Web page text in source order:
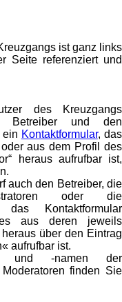
ist ganz links
Seite referenziert und
des Kreuzgangs
Betreiber und den
ein Kontaktformular, das
aus dem Profil des
heraus aufrufbar ist,
auch den Betreiber, die
oder die
das Kontaktformular
aus deren jeweils
über den Eintrag
aufrufbar ist.
und -namen der
finden Sie